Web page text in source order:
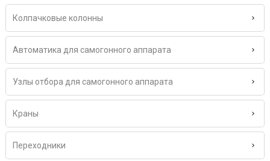
Колпачковые колонны
Автоматика для самогонного аппарата
Узлы отбора для самогонного аппарата
Краны
Переходники